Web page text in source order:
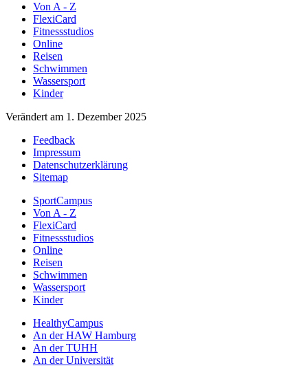
Von A - Z
FlexiCard
Fitnessstudios
Online
Reisen
Schwimmen
Wassersport
Kinder
Verändert am 1. Dezember 2025
Feedback
Impressum
Datenschutzerklärung
Sitemap
SportCampus
Von A - Z
FlexiCard
Fitnessstudios
Online
Reisen
Schwimmen
Wassersport
Kinder
HealthyCampus
An der HAW Hamburg
An der TUHH
An der Universität